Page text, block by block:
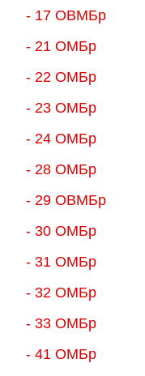
- 17 ОВМБр
- 21 ОМБр
- 22 ОМБр
- 23 ОМБр
- 24 ОМБр
- 28 ОМБр
- 29 ОВМБр
- 30 ОМБр
- 31 ОМБр
- 32 ОМБр
- 33 ОМБр
- 41 ОМБр